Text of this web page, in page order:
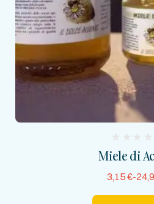
Miele di
reviews)
3,15€-